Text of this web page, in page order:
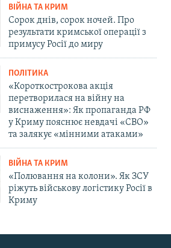
ВІЙНА ТА КРИМ
Сорок днів, сорок ночей. Про
результати кримської операції з
примусу Росії до миру
ПОЛІТИКА
«Короткострокова акція
перетворилася на війну на
виснаження»: Як пропаганда РФ
у Криму пояснює невдачі «СВО»
та залякує «мінними атаками»
ВІЙНА ТА КРИМ
«Полювання на колони». Як ЗСУ
ріжуть військову логістику Росії в
Криму